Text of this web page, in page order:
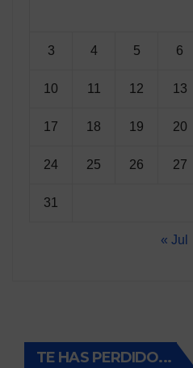
3 4 5 6
10 11 12 13
17 18 19 20
24 25 26 27
31
« Jul
TE HAS PERDIDO...